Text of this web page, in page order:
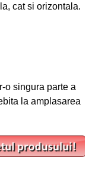
cat si orizontala.
o singura parte a
la amplasarea